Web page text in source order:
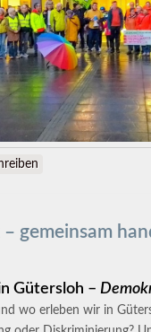
und Demokratie
gemeinsam
Gütersloh –
wo erleben wir in